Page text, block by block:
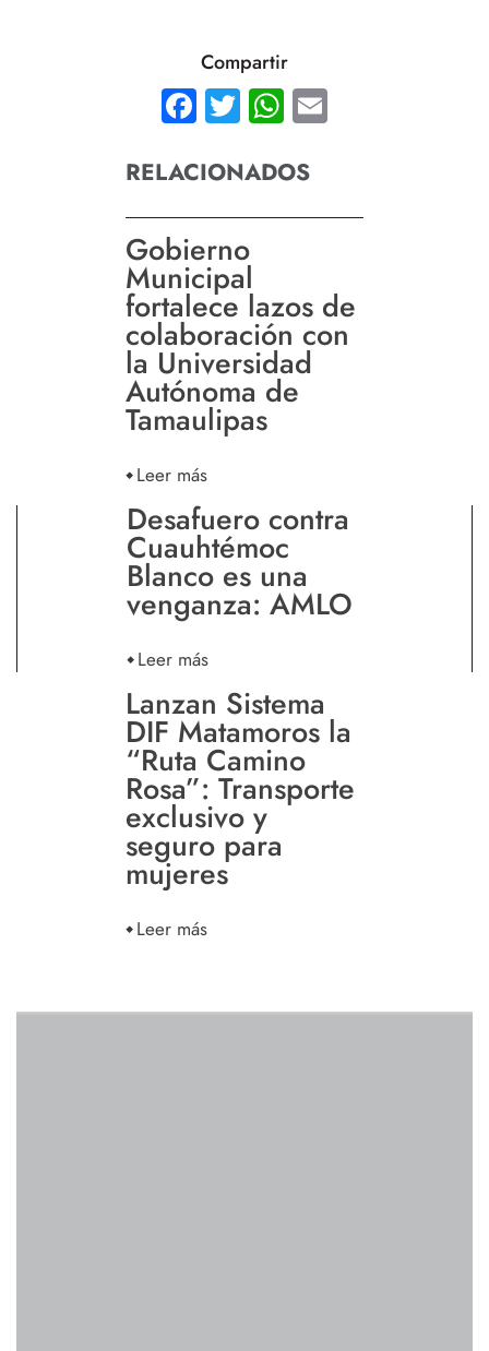
Compartir
Facebook
TwitterWhatsApp
RELACIONADOS
Gobierno
Municipal
fortalece lazos de
colaboración con
la Universidad
Autónoma de
Tamaulipas
Leer más
Desafuero contra
Cuauhtémoc
Blanco es una
venganza: AMLO
Leer más
Lanzan Sistema
DIF Matamoros la
“Ruta Camino
Rosa”: Transporte
exclusivo y
seguro para
mujeres
Leer más